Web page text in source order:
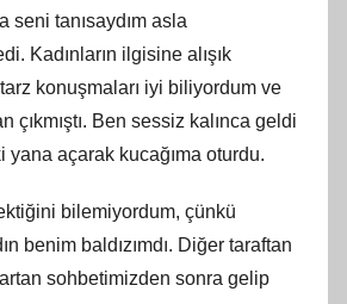
seni tanısaydım asla
Kadınların ilgisine alışık
konuşmaları iyi biliyordum ve
çıkmıştı. Ben sessiz kalınca geldi
yana açarak kucağıma oturdu.
bilemiyordum, çünkü
benim baldızımdı. Diğer taraftan
artan sohbetimizden sonra gelip